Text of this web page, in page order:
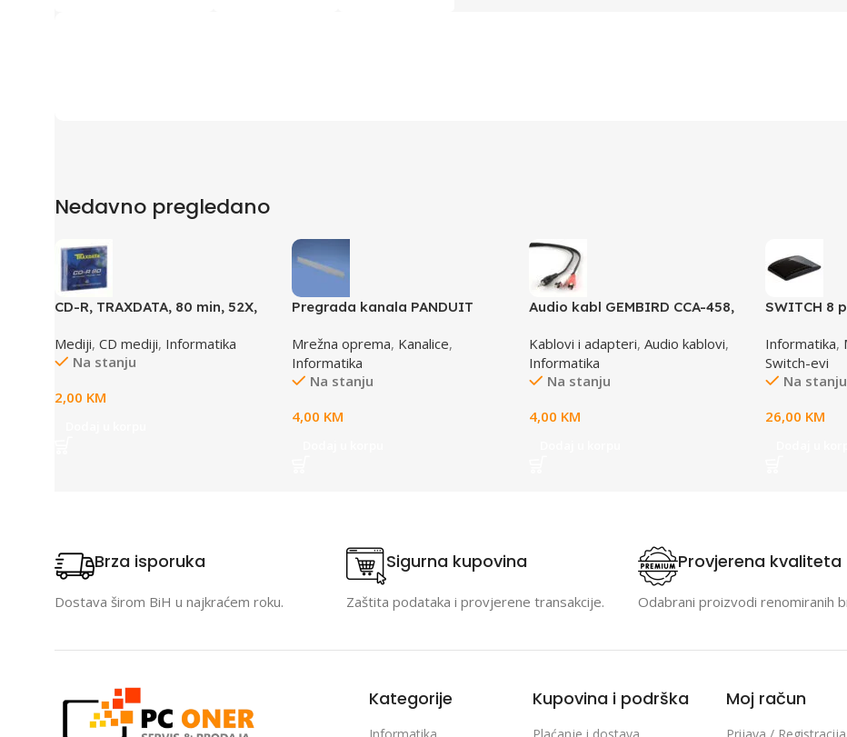
Nedavno pregledano
CD-R, TRAXDATA, 80 min, 52X,
Mediji, CD mediji, Informatika
Na stanju
2,00 KM
Pregrada kanala PANDUIT
Mrežna oprema, Kanalice,
Informatika
Na stanju
4,00 KM
Audio kabl GEMBIRD CCA-458,
Kablovi i adapteri, Audio kablovi,
Informatika
Na stanju
4,00 KM
SWITCH 8
Informatika,
Switch-evi
Na stanju
26,00 KM
Brza isporuka
Dostava širom BiH u najkraćem roku.
Sigurna kupovina
Zaštita podataka i provjerene transakcije.
Provjerena kvaliteta
Odabrani proizvodi renomiranih
Kategorije Kupovina i podrška Moj račun